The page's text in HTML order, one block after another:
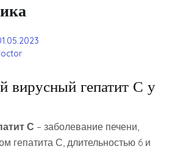
вирусный гепатит С у
С – заболевание печени,
гепатита С, длительностью 6 и